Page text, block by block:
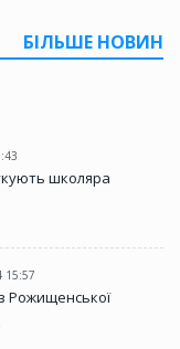
БІЛЬШЕ НОВИН
школяра
15:57
Рожищенської